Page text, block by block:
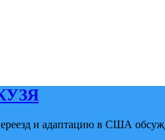
и адаптацию в США